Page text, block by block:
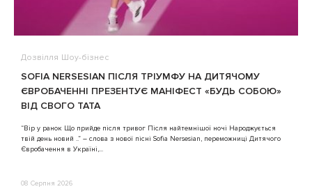
Дозвілля Шоу-бізнес
SOFIA NERSESIAN ПІСЛЯ ТРІУМФУ НА ДИТЯЧОМУ
ЄВРОБАЧЕННІ ПРЕЗЕНТУЄ МАНІФЕСТ «БУДЬ СОБОЮ»
ВІД СВОГО ТАТА
“Вір у ранок Що прийде після тривог Після найтемнішої ночі Народжується
твій день новий ..” – слова з нової пісні Sofia Nersesian, переможниці Дитячого
Євробачення в Україні,...
08 Серпня 2026